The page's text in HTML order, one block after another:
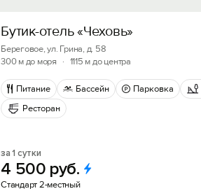
Бутик-отель «Чеховь»
Береговое, ул. Грина, д. 58
300 м до моря
· 1115 м до центра
Питание Бассейн Парковка
Ресторан
за 1 сутки
4 500 руб.
Стандарт 2-местный